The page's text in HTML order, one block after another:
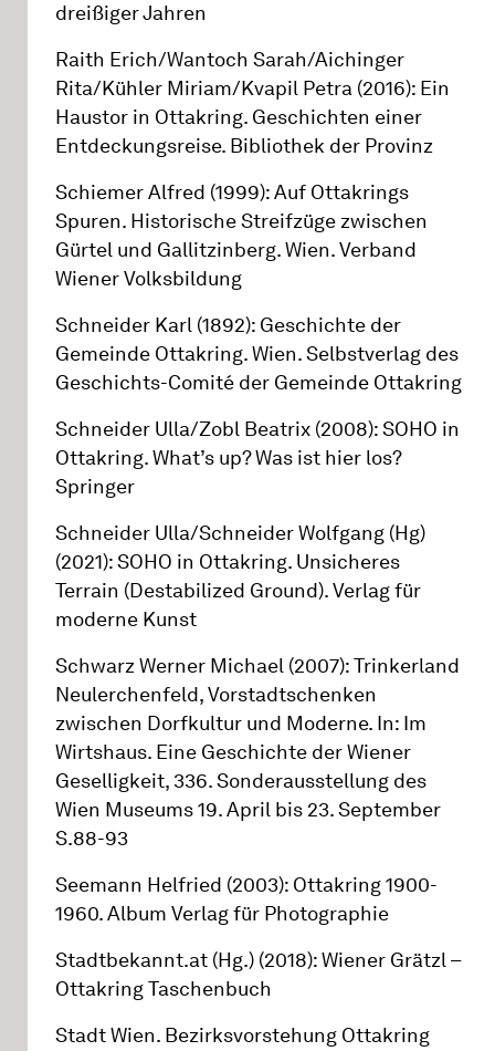
dreißiger Jahren
Raith Erich/Wantoch Sarah/Aichinger
Rita/Kühler Miriam/Kvapil Petra (2016): Ein
Haustor in Ottakring. Geschichten einer
Entdeckungsreise. Bibliothek der Provinz
Schiemer Alfred (1999): Auf Ottakrings
Spuren. Historische Streifzüge zwischen
Gürtel und Gallitzinberg. Wien. Verband
Wiener Volksbildung
Schneider Karl (1892): Geschichte der
Gemeinde Ottakring. Wien. Selbstverlag des
Geschichts-Comité der Gemeinde Ottakring
Schneider Ulla/Zobl Beatrix (2008): SOHO in
Ottakring. What’s up? Was ist hier los?
Springer
Schneider Ulla/Schneider Wolfgang (Hg)
(2021): SOHO in Ottakring. Unsicheres
Terrain (Destabilized Ground). Verlag für
moderne Kunst
Schwarz Werner Michael (2007): Trinkerland
Neulerchenfeld, Vorstadtschenken
zwischen Dorfkultur und Moderne. In: Im
Wirtshaus. Eine Geschichte der Wiener
Geselligkeit, 336. Sonderausstellung des
Wien Museums 19. April bis 23. September
S.88-93
Seemann Helfried (2003): Ottakring 1900-
1960. Album Verlag für Photographie
Stadtbekannt.at (Hg.) (2018): Wiener Grätzl –
Ottakring Taschenbuch
Stadt Wien. Bezirksvorstehung Ottakring